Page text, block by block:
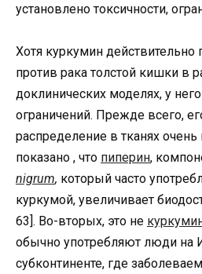
установлено токсичности,
Хотя куркумин действительно
против рака толстой кишки в
доклинических моделях, у
ограничений. Прежде всего,
распределение в тканях
показано , что пиперин,
nigrum, который часто
куркумой, увеличивает
63]. Во-вторых, это не
обычно употребляют люди на
субконтиненте, где